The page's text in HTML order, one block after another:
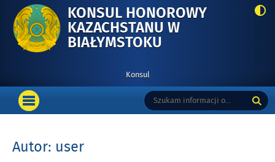
KONSUL HONOROWY
KAZACHSTANU W
BIAŁYMSTOKU
KAZACHSTANU
Konsul
Wyszukiwarka
Tutaj
wpisz
szukaną
Menu
podstawowe
OTWÓRZ
MENU
Autor: user